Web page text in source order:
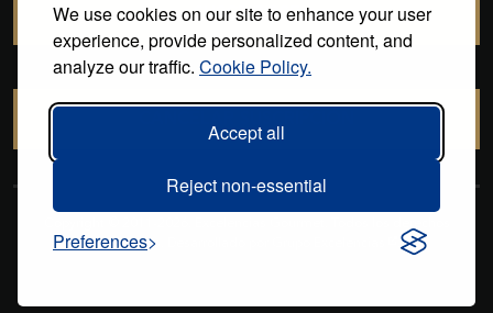
We use cookies on our site to enhance your user
experience, provide personalized content, and
analyze our traffic. Cookie Policy.
Accept all
Reject non-essential
Preferences
SUSCRIBIRSE
reservados. Desarrollado por
.